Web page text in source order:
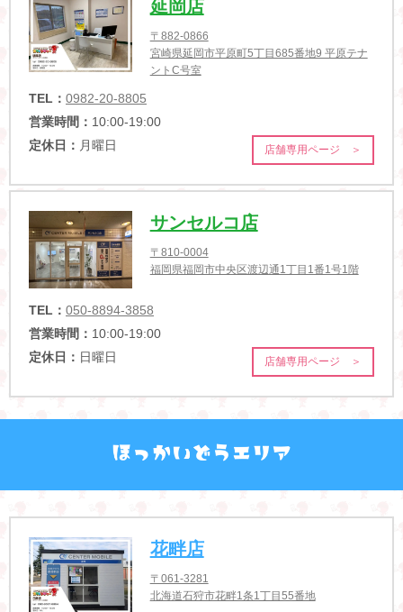
延岡店
〒882-0866
宮崎県延岡市平原町5丁目685番地9 平原テナ
ントC号室
TEL： 0982-20-8805
営業時間： 10:00-19:00
定休日： 月曜日 店舗専用ページ ＞
サンセルコ店
〒810-0004
福岡県福岡市中央区渡辺通1丁目1番1号1階
TEL： 050-8894-3858
営業時間： 10:00-19:00
定休日： 日曜日 店舗専用ページ ＞
花畔店
〒061-3281
北海道石狩市花畔1条1丁目55番地